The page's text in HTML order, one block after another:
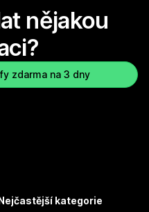
nějakou
zdarma na 3 dny
kategorie